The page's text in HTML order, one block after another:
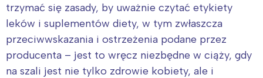
trzymać się zasady, by uważnie czytać etykiety
leków i suplementów diety, w tym zwłaszcza
przeciwwskazania i ostrzeżenia podane przez
producenta – jest to wręcz niezbędne w ciąży, gdy
na szali jest nie tylko zdrowie kobiety, ale i